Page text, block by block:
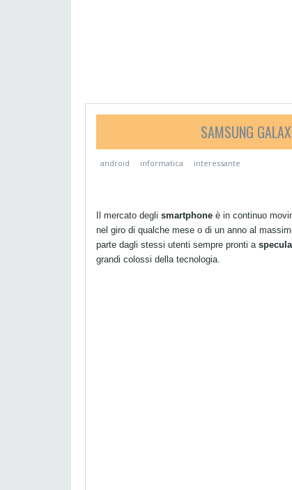
SAMSUNG
android informatica interessante
Il mercato degli smartphone è in continuo
nel giro di qualche mese o di un anno al
parte dagli stessi utenti sempre pronti a
grandi colossi della tecnologia.